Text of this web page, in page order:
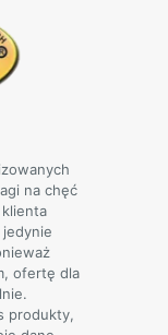
na chęć
klienta
ofertę dla
produkty,